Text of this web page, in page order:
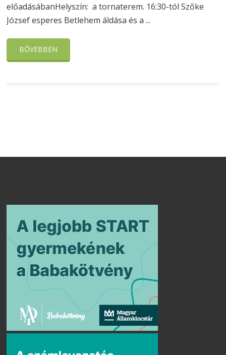
előadásábanHelyszín: a tornaterem. 16:30-tól Szőke
József esperes Betlehem áldása és a ...
BŐVEBBEN